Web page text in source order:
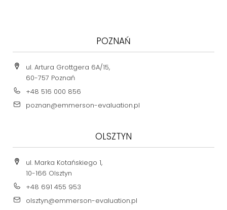
POZNAŃ
ul. Artura Grottgera 6A/15,
60-757 Poznań
+48 516 000 856
poznan@emmerson-evaluation.pl
OLSZTYN
ul. Marka Kotańskiego 1,
10-166 Olsztyn
+48 691 455 953
olsztyn@emmerson-evaluation.pl